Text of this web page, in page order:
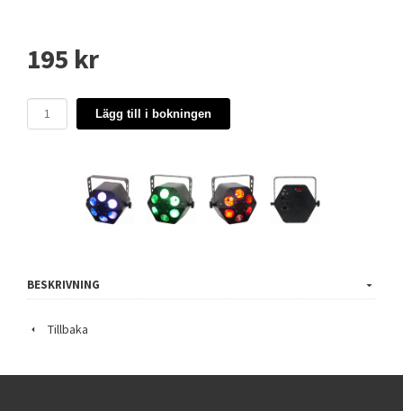
195 kr
Lägg till i bokningen
BESKRIVNING
Tillbaka